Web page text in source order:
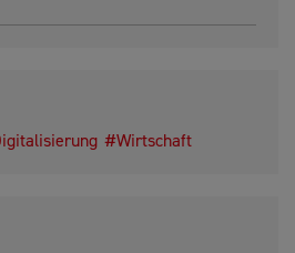
Wirtschaft